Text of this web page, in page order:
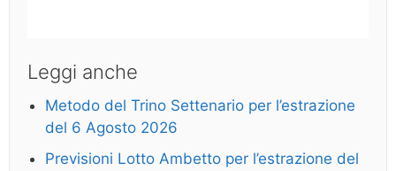
Leggi anche
Metodo del Trino Settenario per l’estrazione
del 6 Agosto 2026
Previsioni Lotto Ambetto per l’estrazione del